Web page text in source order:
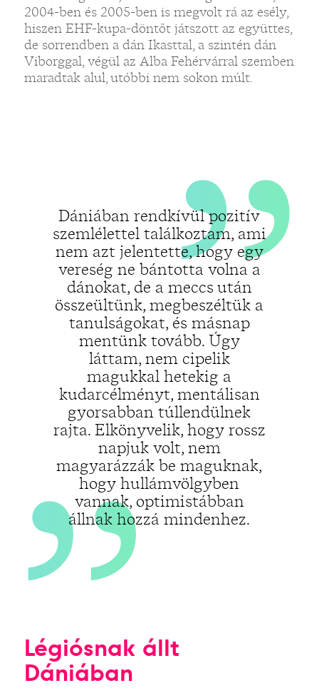
2004-ben és 2005-ben is megvolt rá az esély,
hiszen EHF-kupa-döntőt játszott az együttes,
de sorrendben a dán Ikasttal, a szintén dán
Viborggal, végül az Alba Fehérvárral szemben
maradtak alul, utóbbi nem sokon múlt.
Dániában rendkívül pozitív
szemlélettel találkoztam, ami
nem azt jelentette, hogy egy
vereség ne bántotta volna a
dánokat, de a meccs után
összeültünk, megbeszéltük a
tanulságokat, és másnap
mentünk tovább. Úgy
láttam, nem cipelik
magukkal hetekig a
kudarcélményt, mentálisan
gyorsabban túllendülnek
rajta. Elkönyvelik, hogy rossz
napjuk volt, nem
magyarázzák be maguknak,
hogy hullámvölgyben
vannak, optimistábban
állnak hozzá mindenhez.
„
„
Légiósnak állt
Dániában